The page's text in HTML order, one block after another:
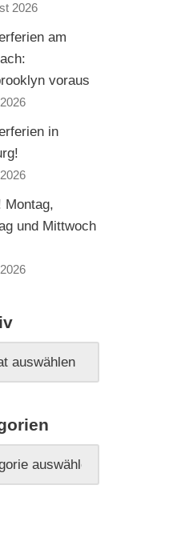
2026
am
voraus
in
Montag,
und Mittwoch